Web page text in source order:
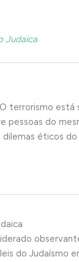
Judaica
terrorismo está
pessoas do
éticos do
do Judaísmo